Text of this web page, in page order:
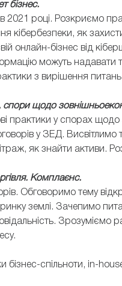
бізнес.
2021 році. Розкриємо
кібербезпеки, як
онлайн-бізнес від
можуть надавати
з вирішення
щодо
практики у спорах щодо
у ЗЕД.
як знайти активи.
Комплаєнс.
Обговоримо тему
землі. Зачепимо
Зрозуміємо
бізнес-спільноти, іn-